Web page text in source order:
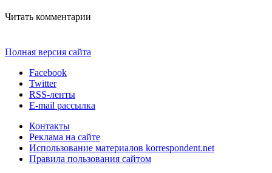
Читать комментарии
Полная версия сайта
Facebook
Twitter
RSS-ленты
E-mail рассылка
Контакты
Реклама на сайте
Использование материалов korrespondent.net
Правила пользования сайтом